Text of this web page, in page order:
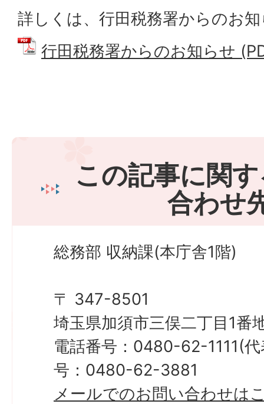
詳しくは、行田税務署からのお
行田税務署からのお知らせ
この記事に関
合わせ
総務部 収納課(本庁舎1階)
〒 347-8501
埼玉県加須市三俣二丁目1番
電話番号：0480-62-1111(
号：0480-62-3881
メールでのお問い合わせは